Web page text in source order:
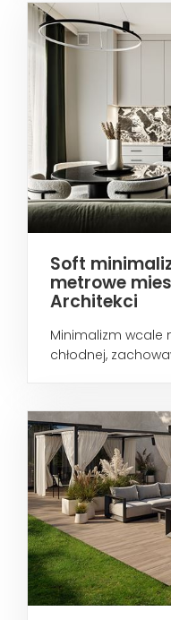
Soft
metrowe
Architekci
Minimalizm wcale
chłodnej,